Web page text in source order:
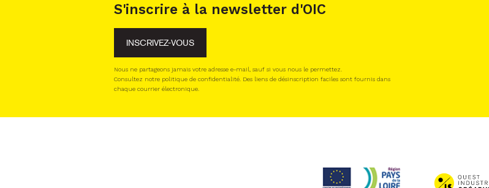
S'inscrire à la newsletter d'OIC
INSCRIVEZ-VOUS
Nous ne partageons jamais votre adresse e-mail, sauf si vous nous le permettez.
Consultez notre politique de confidentialité. Des liens de désinscription faciles sont fournis dans
chaque courrier électronique.